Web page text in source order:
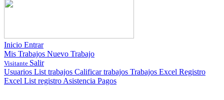
Inicio Entrar
Mis Trabajos Nuevo Trabajo
Visitante Salir
Usuarios List trabajos Calificar trabajos Trabajos Excel Registro
Excel List registro Asistencia Pagos